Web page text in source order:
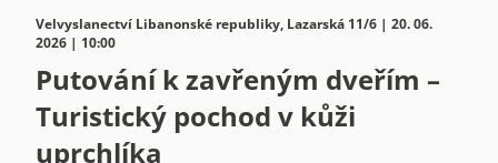
Velvyslanectví Libanonské republiky, Lazarská 11/6 | 20. 06.
2026 | 10:00
Putování k zavřeným dveřím –
Turistický pochod v kůži
uprchlíka